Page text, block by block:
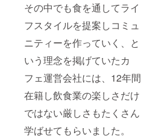
その中でも食を通してライ
フスタイルを提案しコミュ
ニティーを作っていく、と
いう理念を掲げていたカ
フェ運営会社には、12年間
在籍し飲食業の楽しさだけ
ではない厳しさもたくさん
学ばせてもらいました。